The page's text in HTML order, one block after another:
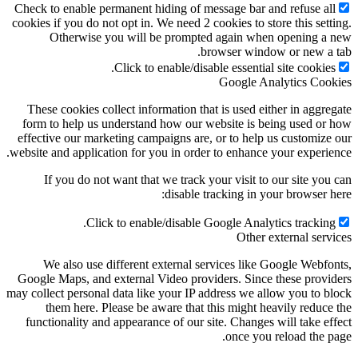
Check to enable permanent hiding of message bar
cookies if you do not opt in. We need 2 cookies to
Otherwise you will be prompted again when
browser
Click to enable/disable essential
Google
These cookies collect information that is used
form to help us understand how our website is
effective our marketing campaigns are, or to help us
website and application for you in order to enhance
If you do not want that we track your visit to
disable tracking in your
Click to enable/disable Google
Other
We also use different external services like
Google Maps, and external Video providers. Since
may collect personal data like your IP address we
them here. Please be aware that this might
functionality and appearance of our site. Changes
once you